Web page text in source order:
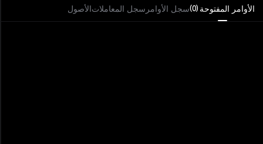
الأوامر المفتوحة (
0
)سجل الأوامر سجل المعاملاتالأصول